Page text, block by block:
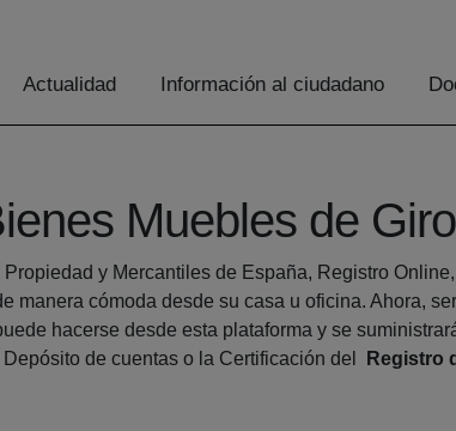
Actualidad Información al ciudadano
Muebles de
y Mercantiles de España, Registro
manera cómoda desde su casa u oficina. Ahora,
hacerse desde esta plataforma y se
de cuentas o la Certificación del
Registro